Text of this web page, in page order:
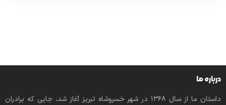
درباره ما
داستان ما از سال ۱۳۶۸ در شهر خسروشاه تبریز آغاز شد، جایی که برادران